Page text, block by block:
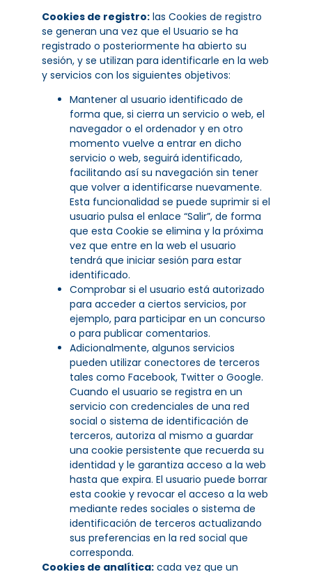
Cookies de registro: las Cookies de registro
se generan una vez que el Usuario se ha
registrado o posteriormente ha abierto su
sesión, y se utilizan para identificarle en la web
y servicios con los siguientes objetivos:
Mantener al usuario identificado de
forma que, si cierra un servicio o web, el
navegador o el ordenador y en otro
momento vuelve a entrar en dicho
servicio o web, seguirá identificado,
facilitando así su navegación sin tener
que volver a identificarse nuevamente.
Esta funcionalidad se puede suprimir si el
usuario pulsa el enlace “Salir”, de forma
que esta Cookie se elimina y la próxima
vez que entre en la web el usuario
tendrá que iniciar sesión para estar
identificado.
Comprobar si el usuario está autorizado
para acceder a ciertos servicios, por
ejemplo, para participar en un concurso
o para publicar comentarios.
Adicionalmente, algunos servicios
pueden utilizar conectores de terceros
tales como Facebook, Twitter o Google.
Cuando el usuario se registra en un
servicio con credenciales de una red
social o sistema de identificación de
terceros, autoriza al mismo a guardar
una cookie persistente que recuerda su
identidad y le garantiza acceso a la web
hasta que expira. El usuario puede borrar
esta cookie y revocar el acceso a la web
mediante redes sociales o sistema de
identificación de terceros actualizando
sus preferencias en la red social que
corresponda.
Cookies de analítica: cada vez que un